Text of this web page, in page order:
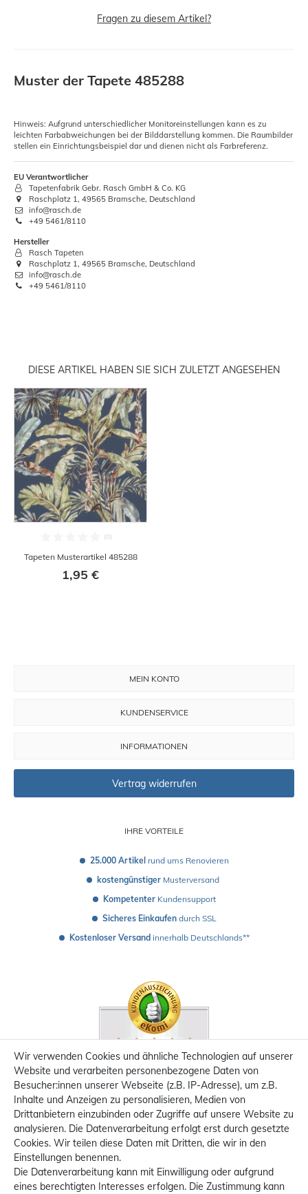
Fragen zu diesem Artikel?
Muster der Tapete 485288
Hinweis: Aufgrund unterschiedlicher Monitoreinstellungen kann es zu
leichten Farbabweichungen bei der Bilddarstellung kommen. Die Raumbilder
stellen ein Einrichtungsbeispiel dar und dienen nicht als Farbreferenz.
EU Verantwortlicher
Tapetenfabrik Gebr. Rasch GmbH & Co. KG
Raschplatz 1, 49565 Bramsche, Deutschland
info@rasch.de
+49 5461/8110
Hersteller
Rasch Tapeten
Raschplatz 1, 49565 Bramsche, Deutschland
info@rasch.de
+49 5461/8110
DIESE ARTIKEL HABEN SIE SICH ZULETZT ANGESEHEN
Tapeten Musterartikel 485288
1,95 €
IHRE VORTEILE
25.000 Artikel rund ums Renovieren
kostengünstiger Musterversand
Kompetenter Kundensupport
Sicheres Einkaufen durch SSL
Kostenloser Versand innerhalb Deutschlands**
MEIN KONTO
KUNDENSERVICE
INFORMATIONEN
Vertrag widerrufen
Wir verwenden Cookies und ähnliche Technologien auf unserer
Website und verarbeiten personenbezogene Daten von
Besucher:innen unserer Webseite (z.B. IP-Adresse), um z.B.
Inhalte und Anzeigen zu personalisieren, Medien von
Drittanbietern einzubinden oder Zugriffe auf unsere Website zu
analysieren. Die Datenverarbeitung erfolgt erst durch gesetzte
Cookies. Wir teilen diese Daten mit Dritten, die wir in den
Einstellungen benennen.
Die Datenverarbeitung kann mit Einwilligung oder aufgrund
eines berechtigten Interesses erfolgen. Die Zustimmung kann